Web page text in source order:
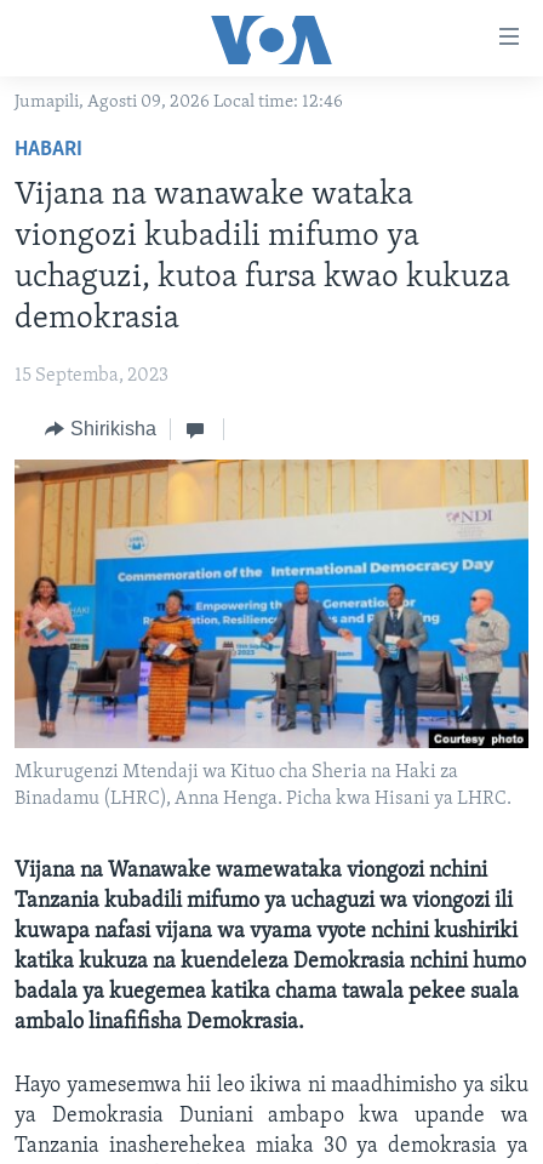
Nenda
kuu
Nenda
katika
urambazaji
Nenda
katika
TANZANIA
JAMHURI YA KIDEMOKRASIA YA KONGO
RWANDA
BURUNDI
AFRIKA
MAREKANI
DUNIANI LEO
MAISHA NA AFYA
ZULIA JEKUNDU
MATANGAZO YETU
ALFAJIRI 0300 UTC
VOA EXPRESS 1330 UTC
KWA UNDANI 1800 UTC
JARIDA LA WIKIENDI
MAHOJIANO MAALUM: HABARI POTOFU
TUFUATE
Lugha
Jumapili, Agosti 09, 2026 Local time: 12:46
HABARI
Vijana na wanawake wataka
viongozi kubadili mifumo ya
uchaguzi, kutoa fursa kwao kukuza
demokrasia
15 Septemba, 2023
Shirikisha
Mkurugenzi Mtendaji wa Kituo cha Sheria na Haki za
Binadamu (LHRC), Anna Henga. Picha kwa Hisani ya LHRC.
Vijana na Wanawake wamewataka viongozi nchini
Tanzania kubadili mifumo ya uchaguzi wa viongozi ili
kuwapa nafasi vijana wa vyama vyote nchini kushiriki
katika kukuza na kuendeleza Demokrasia nchini humo
badala ya kuegemea katika chama tawala pekee suala
ambalo linafifisha Demokrasia.
Hayo yamesemwa hii leo ikiwa ni maadhimisho ya siku
ya Demokrasia Duniani ambapo kwa upande wa
Tanzania inasherehekea miaka 30 ya demokrasia ya